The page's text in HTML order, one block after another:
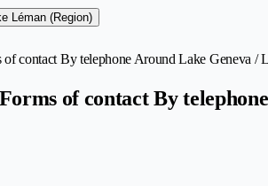
Léman (Region)
of contact By telephone Around Lake Geneva /
of contact By